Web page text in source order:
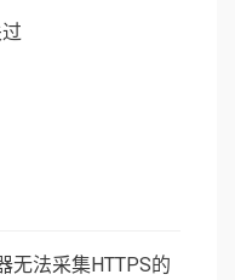
无法采集HTTPS的